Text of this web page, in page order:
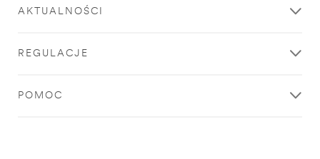
AKTUALNOŚCI
REGULACJE
POMOC